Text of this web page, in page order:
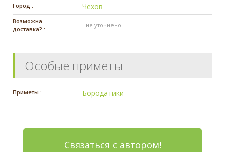
Город : Чехов
Возможна
доставка? :
- не уточнено -
Особые приметы
Приметы : Бородатики
Связаться с автором!